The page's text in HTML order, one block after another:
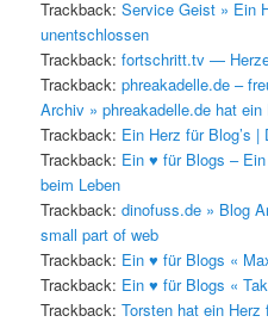
Trackback:Service Geist » Ein
unentschlossen
Trackback:fortschritt.tv —
Trackback:phreakadelle.de –
Archiv » phreakadelle.de hat ein
Trackback: Ein Herz für Blog’s |
Trackback: Ein ♥ für Blogs –
beim Leben
Trackback:dinofuss.de » Blog
small part of web
Trackback: Ein ♥ für Blogs «
Trackback: Ein ♥ für Blogs «
Trackback:Torsten hat ein Herz